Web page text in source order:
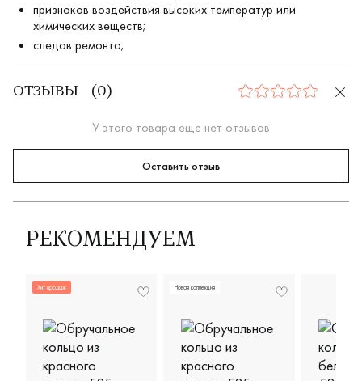
признаков воздействия высоких температур или
химических веществ;
следов ремонта;
ОТЗЫВЫ ( 0) 0
У этого товара еще нет отзывов
Оставить отзыв
РЕКОМЕНДУЕМ
Хит продаж Новая коллекция